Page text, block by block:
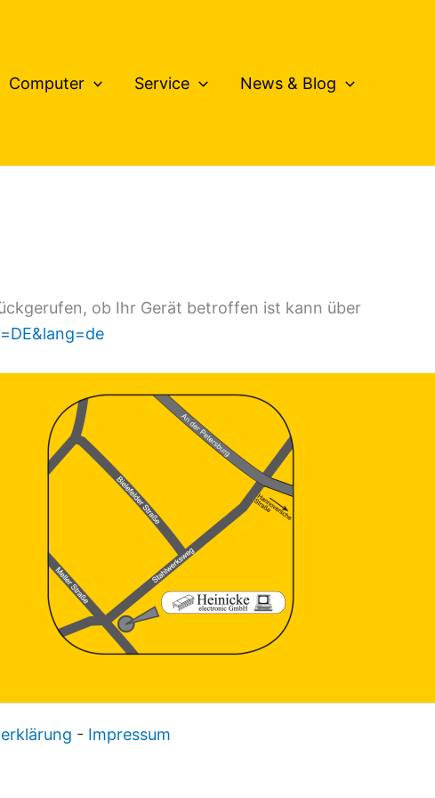
Computer Service News & Blog
ob Ihr Gerät betroffen ist kann über
- Impressum